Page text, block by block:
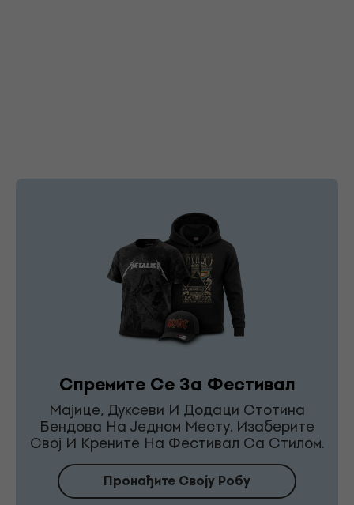
Спремите Се За Фестивал
Мајице, Дуксеви И Додаци Стотина
Бендова На Једном Месту. Изаберите
Свој И Крените На Фестивал Са Стилом.
Пронађите Своју Робу